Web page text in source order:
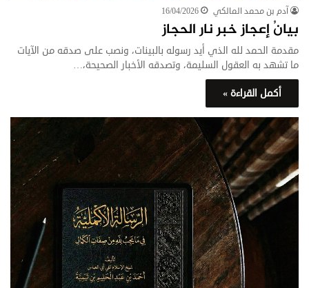
آدم بن محمد المالكي 16/04/2026
بيانُ إعجاز خبر نار الحجاز
مقدمة الحمد لله الذي أيد رسوله بالبينات، ونصب على صدقه من الآيات
ما تشهد به العقول السليمة، وتصدقه الأخبار الصحيحة،…
أكمل القراءة »